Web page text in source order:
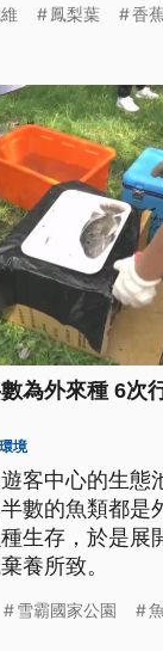
鳳梨葉 香
為外來種 6次
環境
客中心的生態
數的魚類都是
生存，於是展
養所致。
雪霸國家公園